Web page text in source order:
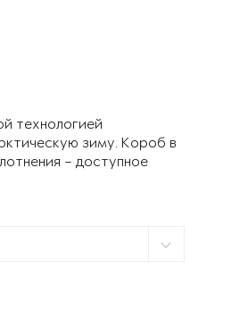
технологией
зиму. Короб в
– доступное